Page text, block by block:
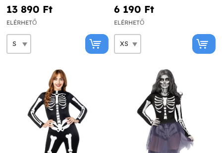
13 890 Ft‎
ELÉRHETŐ
6 190 Ft‎
ELÉRHETŐ